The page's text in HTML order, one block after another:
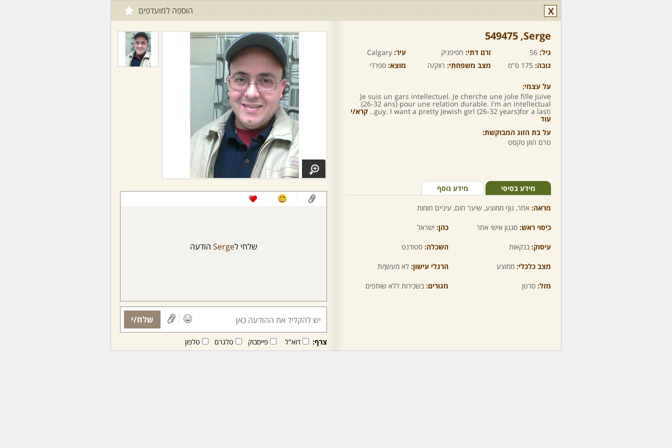
X הוספה למועדפים
Serge,‏ 549475
גיל: 56 זרם דתי: חפיפניק עיר: Calgary
גובה: 175 ס"מ מצב משפחתי: רווק/ה מוצא: ספרדי
על עצמי:
Je suis un gars intellectuel. Je cherche une jolie fille juive
(26-32 ans) pour une relation durable. I'm an intellectual
guy. I want a pretty Jewish girl (26-32 years)for a lasti.. קרא/י
עוד
על בת הזוג המבוקשת:
טרם הוזן טקסט
מידע בסיסי מידע נוסף
מראה: אחר, גוף ממוצע, שיער חום, עיניים חומות
כיסוי ראש: סגנון אישי אחר כהן: ישראל
עיסוק: בנקאות השכלה: סטודנט
מצב כלכלי: ממוצע הרגלי עישון: לא מעשן/ת
מזל: סרטן מגורים: בשכירות ללא שותפים
שלחי לSerge הודעה
שלח/י
צרף: דוא"ל פייסבוק טלגרם טלפון